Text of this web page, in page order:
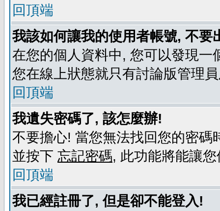
回頂端
我該如何讓我的使用者帳號, 不
在您的個人資料中, 您可以發現一
您在線上狀態就只有討論版管理
回頂端
我遺失密碼了, 該怎麼辦!
不要擔心! 當您無法找回您的密
並按下 忘記密碼, 此功能將能讓
回頂端
我已經註冊了, 但是卻不能登入!